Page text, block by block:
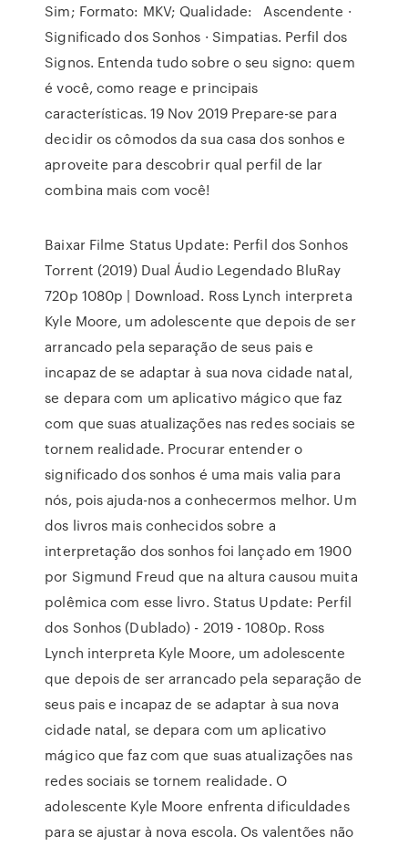
Sim; Formato: MKV; Qualidade: Ascendente ·
Significado dos Sonhos · Simpatias. Perfil dos
Signos. Entenda tudo sobre o seu signo: quem
é você, como reage e principais
características. 19 Nov 2019 Prepare-se para
decidir os cômodos da sua casa dos sonhos e
aproveite para descobrir qual perfil de lar
combina mais com você!
Baixar Filme Status Update: Perfil dos Sonhos
Torrent (2019) Dual Áudio Legendado BluRay
720p 1080p | Download. Ross Lynch interpreta
Kyle Moore, um adolescente que depois de ser
arrancado pela separação de seus pais e
incapaz de se adaptar à sua nova cidade natal,
se depara com um aplicativo mágico que faz
com que suas atualizações nas redes sociais se
tornem realidade. Procurar entender o
significado dos sonhos é uma mais valia para
nós, pois ajuda-nos a conhecermos melhor. Um
dos livros mais conhecidos sobre a
interpretação dos sonhos foi lançado em 1900
por Sigmund Freud que na altura causou muita
polêmica com esse livro. Status Update: Perfil
dos Sonhos (Dublado) - 2019 - 1080p. Ross
Lynch interpreta Kyle Moore, um adolescente
que depois de ser arrancado pela separação de
seus pais e incapaz de se adaptar à sua nova
cidade natal, se depara com um aplicativo
mágico que faz com que suas atualizações nas
redes sociais se tornem realidade. O
adolescente Kyle Moore enfrenta dificuldades
para se ajustar à nova escola. Os valentões não